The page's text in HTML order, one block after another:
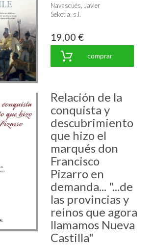
Navascués, Javier
Sekotia, s.l.
19,00 €
comprar
Relación de la
conquista y
descubrimiento
que hizo el
marqués don
Francisco
Pizarro en
demanda... "...de
las provincias y
reinos que agora
llamamos Nueva
Castilla"